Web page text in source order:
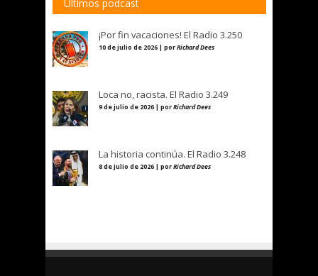
Últimos podcast
¡Por fin vacaciones! El Radio 3.250
10 de julio de 2026 | porRichard Dees
Loca no, racista. El Radio 3.249
9 de julio de 2026 | porRichard Dees
La historia continúa. El Radio 3.248
8 de julio de 2026 | porRichard Dees